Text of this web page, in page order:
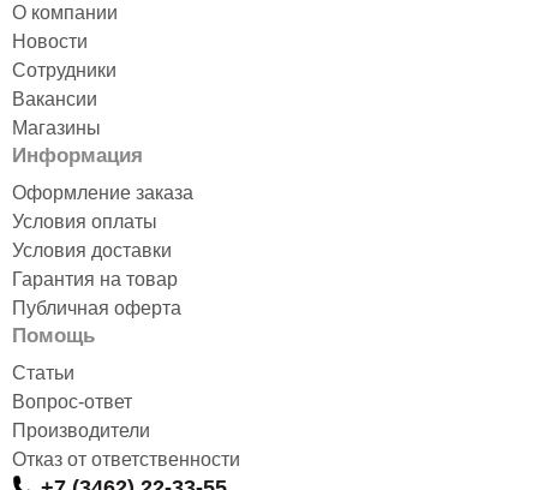
О компании
Новости
Сотрудники
Вакансии
Магазины
Информация
Оформление заказа
Условия оплаты
Условия доставки
Гарантия на товар
Публичная оферта
Помощь
Статьи
Вопрос-ответ
Производители
Отказ от ответственности